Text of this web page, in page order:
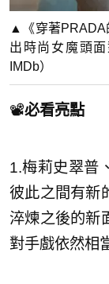
▲《穿著PRADA
出時尚女魔頭
IMDb）
📽️必看亮點
1.梅莉史翠普
彼此之間有新
淬煉之後的新
對手戲依然相